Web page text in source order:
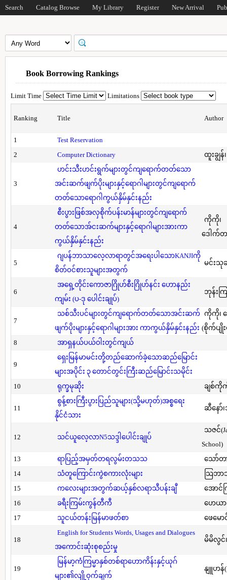
Search Catalog Browse My Library Register New Arrival
Book Borrowing Rankings
Limit Time Limitations
Ranking Title Author
1
Test Reservation
2
Computer Dictionary ထူးချွန်
3
ဟင်းသီးဟင်းရွက်များတွင်ကျရောက်တတ်သော
အင်းဆက်ဖျက်ပိုးများနှင့်ရောဂါများတွင်ကျရောက်
တတ်သောရောဂါကွယ်နှိမ်နှင်းနည်း
4
စီးပွားဖြစ်အလှစိုက်ပန်းမာန်များတွင်ကျရောက်
တတ်သောအ်ငးဆက်များနှင့်ရောဂါများအားကာ
ကွယ်နှိမ်နှင်းနည်း
ကိုကို၊
ဒေါက်တ
5
ဂျပန်ဘာသာလေ့လာရာတွင်အရေးပါသောKANJIကို
စိတ်ဝင်စားသူများအတွက်
မင်းသုခ
6
အရှေ့တိုင်းကောဇာဂြိုဟ်စီးဂြိုဟ်နင်း ဟောနည်း
ကျမ်း (ပ-ဒု ပေါင်းချုပ်)
ဘုန်းက
7
သစ်သီးပင်များတွင်ကျရောက်တတ်သောအင်းဆက်
ဖျက်ပိုးများနှင့်ရောဂါများအား ကာကွယ်နှိမ်နှင်းနည်း
ကိုကို၊
(စိုက်ပျိုး
8
အာရှနယ်ပယ်ဝါးတွင်ကျယ်
9
ရှေးမြန်မာမင်းတို့တည်ဆောက်ခဲ့သောဆည်မြောင်း
များအပိုင်း ၃ တောင်တွင်းကြီးဆည်မြောင်းသမိုင်း
10
ရုက္ခမုဆိုး ချစ်ကို
11
စွန့်စားကြီးပွားပြည်သူများ(သို့မဟုတ်)အစ္စရေး
နိုင်ငံသား
ဆီနော်၊
12 သင်ယူလေ့လာN5သဒ္ဒါပေါင်းချုပ်
သဇင်
School)
13
ရာပြည့်အမှတ်တရလွမ်းတသသ
သော်တ
14
သံတူကြောင်းကွဲစကားလုံးများ
သြဘာ
15
ကလေးများအတွက်ဆယ့်နှစ်လရာသီပန်းချီ
အောင်
16
ခရီးကြမ်းကွန်တီကီ
ဟေယာ
17
သူငယ်တန်းမြန်မာဖတ်စာ ဖေမော
18
English for Students Words, Usages and Dialogues
အကောင်းဆုံးစုစည်းမှု
မိမိလွင်၊
19
မြန်မာ့ကံကြမ္မာနှစ်တစ်ရာဟောကိန်းနှင့်ယုဂ်
များ၏လျို့ဝှက်ချက်
နျူဟန်